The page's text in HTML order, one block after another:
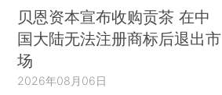
贝恩资本宣布收购贡茶 在中
国大陆无法注册商标后退出市
场
2026年08月06日